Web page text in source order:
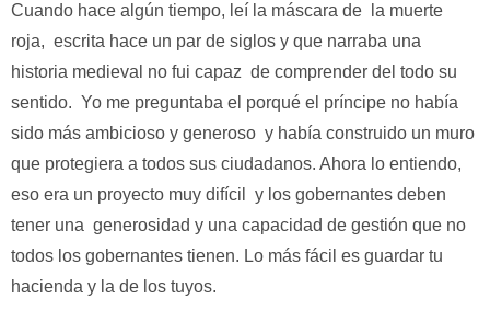
Cuando hace algún tiempo, leí la máscara de la muerte
roja, escrita hace un par de siglos y que narraba una
historia medieval no fui capaz de comprender del todo su
sentido. Yo me preguntaba el porqué el príncipe no había
sido más ambicioso y generoso y había construido un muro
que protegiera a todos sus ciudadanos. Ahora lo entiendo,
eso era un proyecto muy difícil y los gobernantes deben
tener una generosidad y una capacidad de gestión que no
todos los gobernantes tienen. Lo más fácil es guardar tu
hacienda y la de los tuyos.